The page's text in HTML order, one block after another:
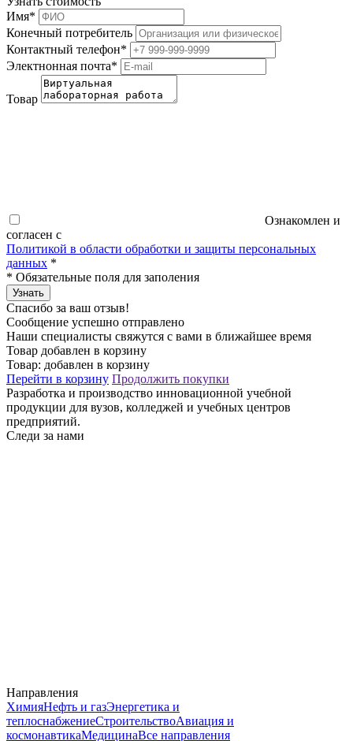
Имя*
Конечный потребитель
Контактный телефон*
Электнонная почта*
Товар
Ознакомлен и
согласен с
Политикой в области обработки и защиты персональных
данных *
* Обязательные поля для заполения
Узнать
Спасибо за ваш отзыв!
Сообщение успешно отправлено
Наши специалисты свяжутся с вами в ближайшее время
Товар добавлен в корзину
Товар: добавлен в корзину
Перейти в корзину Продолжить покупки
Разработка и производство инновационной учебной
продукции для вузов, колледжей и учебных центров
предприятий.
Следи за нами
Направления
ХимияНефть и газЭнергетика и
теплоснабжениеСтроительствоАвиация и
космонавтикаМедицинаВсе направления